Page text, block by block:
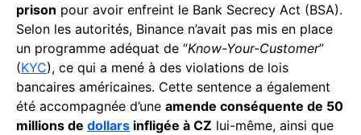
prison pour avoir enfreint le Bank Secrecy Act (BSA).
Selon les autorités, Binance n’avait pas mis en place
un programme adéquat de “Know-Your-Customer”
(KYC), ce qui a mené à des violations de lois
bancaires américaines. Cette sentence a également
été accompagnée d’une amende conséquente de 50
millions de dollars infligée à CZ lui-même, ainsi que